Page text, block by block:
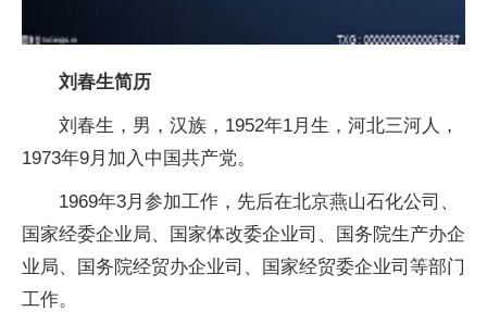
刘春生简历
刘春生，男，汉族，1952年1月生，河北三河人，
1973年9月加入中国共产党。
1969年3月参加工作，先后在北京燕山石化公司、
国家经委企业局、国家体改委企业司、国务院生产办企
业局、国务院经贸办企业司、国家经贸委企业司等部门
工作。